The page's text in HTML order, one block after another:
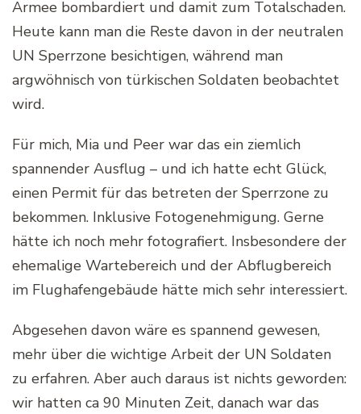
Armee bombardiert und damit zum Totalschaden.
Heute kann man die Reste davon in der neutralen
UN Sperrzone besichtigen, während man
argwöhnisch von türkischen Soldaten beobachtet
wird.
Für mich, Mia und Peer war das ein ziemlich
spannender Ausflug – und ich hatte echt Glück,
einen Permit für das betreten der Sperrzone zu
bekommen. Inklusive Fotogenehmigung. Gerne
hätte ich noch mehr fotografiert. Insbesondere der
ehemalige Wartebereich und der Abflugbereich
im Flughafengebäude hätte mich sehr interessiert.
Abgesehen davon wäre es spannend gewesen,
mehr über die wichtige Arbeit der UN Soldaten
zu erfahren. Aber auch daraus ist nichts geworden:
wir hatten ca 90 Minuten Zeit, danach war das